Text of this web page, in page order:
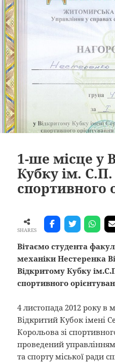
1-ше місце у
Кубку ім.
спортивного
SHARES
Вітаємо студента
механіки Нестеренка
Відкритому Кубку
спортивного
4 листопада 2012 року в
Відкритий Кубок імені
Корольова зі
проведений управлінням
та спорту міської ради